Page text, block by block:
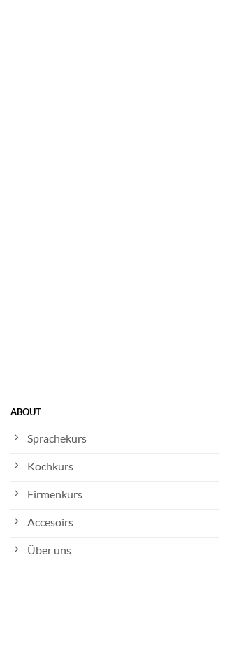
ABOUT
Sprachekurs
Kochkurs
Firmenkurs
Accesoirs
Über uns